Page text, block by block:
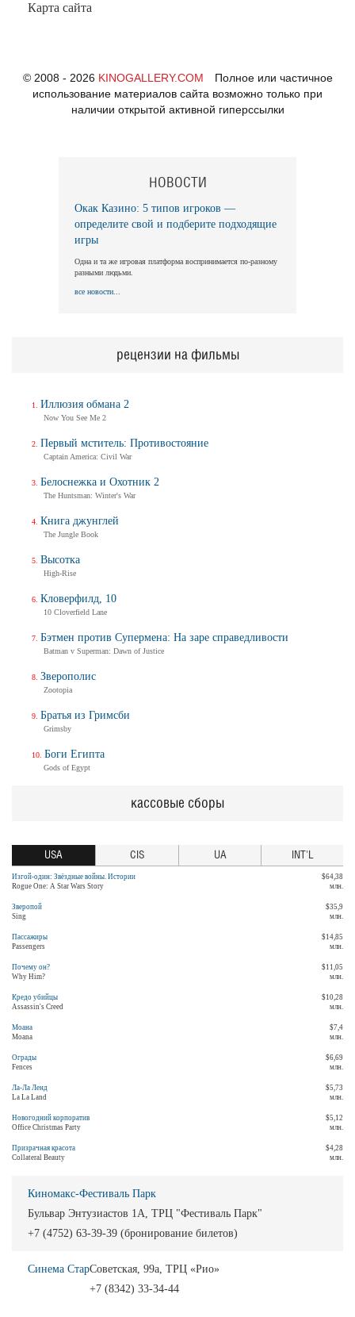
Киномакс-Фестиваль Парк
Бульвар Энтузиастов 1А, ТРЦ "Фестиваль Парк"
+7 (4752) 63-39-39 (бронирование билетов)
Синема СтарСоветская, 99а, ТРЦ «Рио»
+7 (8342) 33-34-44
НОВОСТИ
Окак Казино: 5 типов игроков —
определите свой и подберите подходящие
игры
Одна и та же игровая платформа воспринимается по-разному
разными людьми.
все новости...
рецензии на фильмы
Иллюзия обмана 2
Now You See Me 2
Первый мститель: Противостояние
Captain America: Civil War
Белоснежка и Охотник 2
The Huntsman: Winter's War
Книга джунглей
The Jungle Book
Высотка
High-Rise
Кловерфилд, 10
10 Cloverfield Lane
Бэтмен против Супермена: На заре справедливости
Batman v Superman: Dawn of Justice
Зверополис
Zootopia
Братья из Гримсби
Grimsby
Боги Египта
Gods of Egypt
кассовые сборы
USA CIS UA INT'L
Изгой-один: Звёздные войны. Истории
Rogue One: A Star Wars Story
$64,38
млн.
Зверопой
Sing
$35,9
млн.
Пассажиры
Passengers
$14,85
млн.
Почему он?
Why Him?
$11,05
млн.
Кредо убийцы
Assassin's Creed
$10,28
млн.
Моана
Moana
$7,4
млн.
Ограды
Fences
$6,69
млн.
Ла-Ла Ленд
La La Land
$5,73
млн.
Новогодний корпоратив
Office Christmas Party
$5,12
млн.
Призрачная красота
Collateral Beauty
$4,28
млн.
Карта сайта
© 2008 - 2026 KINOGALLERY.COM
Полное или частичное
использование материалов сайта возможно только при
наличии открытой активной гиперссылки